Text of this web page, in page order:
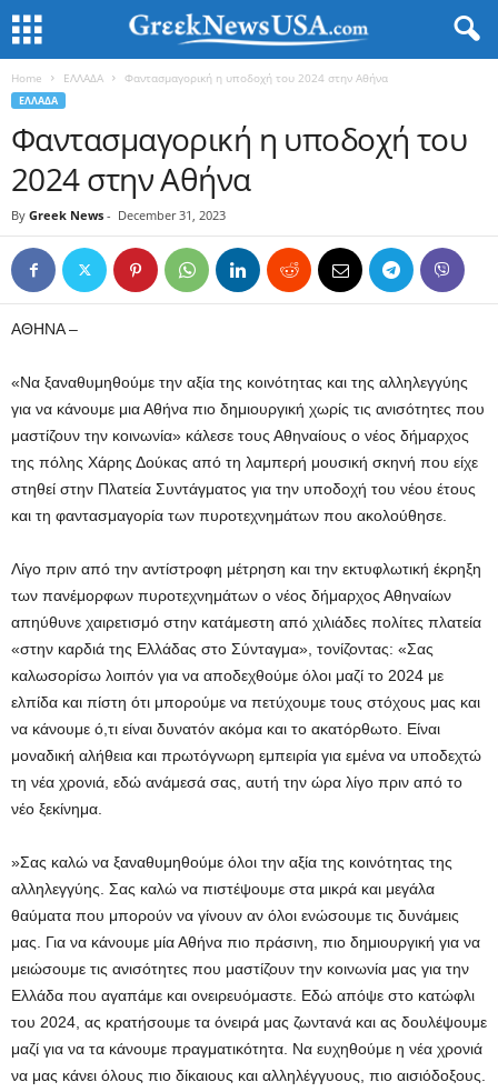
Home ΕΛΛΑΔΑ Φαντασμαγορική η υποδοχή του 2024 στην Αθήνα
ΕΛΛΑΔΑ
Φαντασμαγορική η υποδοχή του
2024 στην Αθήνα
By Greek News - December 31, 2023
ΑΘΗΝΑ –
«Να ξαναθυμηθούμε την αξία της κοινότητας και της αλληλεγγύης
για να κάνουμε μια Αθήνα πιο δημιουργική χωρίς τις ανισότητες που
μαστίζουν την κοινωνία» κάλεσε τους Αθηναίους ο νέος δήμαρχος
της πόλης Χάρης Δούκας από τη λαμπερή μουσική σκηνή που είχε
στηθεί στην Πλατεία Συντάγματος για την υποδοχή του νέου έτους
και τη φαντασμαγορία των πυροτεχνημάτων που ακολούθησε.
Λίγο πριν από την αντίστροφη μέτρηση και την εκτυφλωτική έκρηξη
των πανέμορφων πυροτεχνημάτων ο νέος δήμαρχος Αθηναίων
απηύθυνε χαιρετισμό στην κατάμεστη από χιλιάδες πολίτες πλατεία
«στην καρδιά της Ελλάδας στο Σύνταγμα», τονίζοντας: «Σας
καλωσορίσω λοιπόν για να αποδεχθούμε όλοι μαζί το 2024 με
ελπίδα και πίστη ότι μπορούμε να πετύχουμε τους στόχους μας και
να κάνουμε ό,τι είναι δυνατόν ακόμα και το ακατόρθωτο. Είναι
μοναδική αλήθεια και πρωτόγνωρη εμπειρία για εμένα να υποδεχτώ
τη νέα χρονιά, εδώ ανάμεσά σας, αυτή την ώρα λίγο πριν από το
νέο ξεκίνημα.
»Σας καλώ να ξαναθυμηθούμε όλοι την αξία της κοινότητας της
αλληλεγγύης. Σας καλώ να πιστέψουμε στα μικρά και μεγάλα
θαύματα που μπορούν να γίνουν αν όλοι ενώσουμε τις δυνάμεις
μας. Για να κάνουμε μία Αθήνα πιο πράσινη, πιο δημιουργική για να
μειώσουμε τις ανισότητες που μαστίζουν την κοινωνία μας για την
Ελλάδα που αγαπάμε και ονειρευόμαστε. Εδώ απόψε στο κατώφλι
του 2024, ας κρατήσουμε τα όνειρά μας ζωντανά και ας δουλέψουμε
μαζί για να τα κάνουμε πραγματικότητα. Να ευχηθούμε η νέα χρονιά
να μας κάνει όλους πιο δίκαιους και αλληλέγγυους, πιο αισιόδοξους.